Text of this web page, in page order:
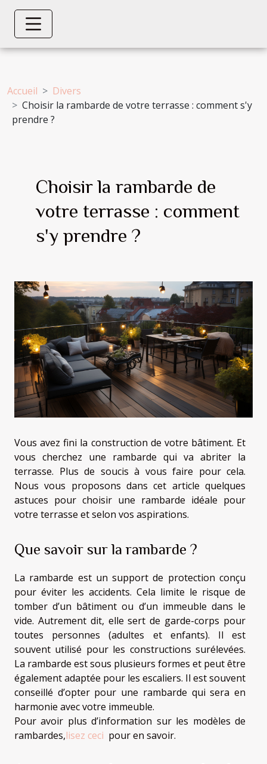
Accueil
Divers
Choisir la rambarde de votre terrasse : comment s'y
prendre ?
Choisir la rambarde de
votre terrasse : comment
s'y prendre ?
Vous avez fini la construction de votre bâtiment. Et
vous cherchez une rambarde qui va abriter la
terrasse. Plus de soucis à vous faire pour cela.
Nous vous proposons dans cet article quelques
astuces pour choisir une rambarde idéale pour
votre terrasse et selon vos aspirations.
Que savoir sur la rambarde ?
La rambarde est un support de protection conçu
pour éviter les accidents. Cela limite le risque de
tomber d’un bâtiment ou d’un immeuble dans le
vide. Autrement dit, elle sert de garde-corps pour
toutes personnes (adultes et enfants). Il est
souvent utilisé pour les constructions surélevées.
La rambarde est sous plusieurs formes et peut être
également adaptée pour les escaliers. Il est souvent
conseillé d’opter pour une rambarde qui sera en
harmonie avec votre immeuble.
Pour avoir plus d’information sur les modèles de
rambardes,lisez ceci pour en savoir.